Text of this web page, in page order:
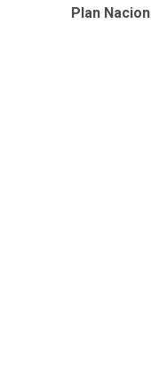
Plan